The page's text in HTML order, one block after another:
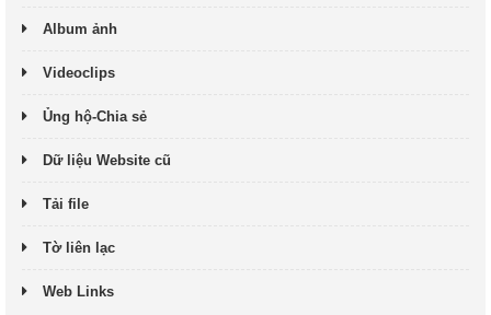
Album ảnh
Videoclips
Ủng hộ-Chia sẻ
Dữ liệu Website cũ
Tải file
Tờ liên lạc
Web Links